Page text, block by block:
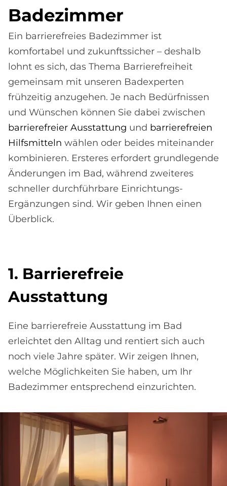
Ba­de­zim­mer
Ein barrierefreies Badezimmer ist
komfortabel und zukunftssicher – deshalb
lohnt es sich, das Thema Barrierefreiheit
gemeinsam mit unseren Badexperten
frühzeitig anzugehen. Je nach Bedürfnissen
und Wünschen können Sie dabei zwischen
barrierefreier Ausstattung und barrierefreien
Hilfsmitteln wählen oder beides miteinander
kombinieren. Ersteres erfordert grundlegende
Änderungen im Bad, während zweiteres
schneller durchführbare Einrichtungs-
Ergänzungen sind. Wir geben Ihnen einen
Überblick.
1. Bar­rie­re­freie
Aus­stat­tung
Eine barrierefreie Ausstattung im Bad
erleichtet den Alltag und rentiert sich auch
noch viele Jahre später. Wir zeigen Ihnen,
welche Möglichkeiten Sie haben, um Ihr
Badezimmer entsprechend einzurichten.